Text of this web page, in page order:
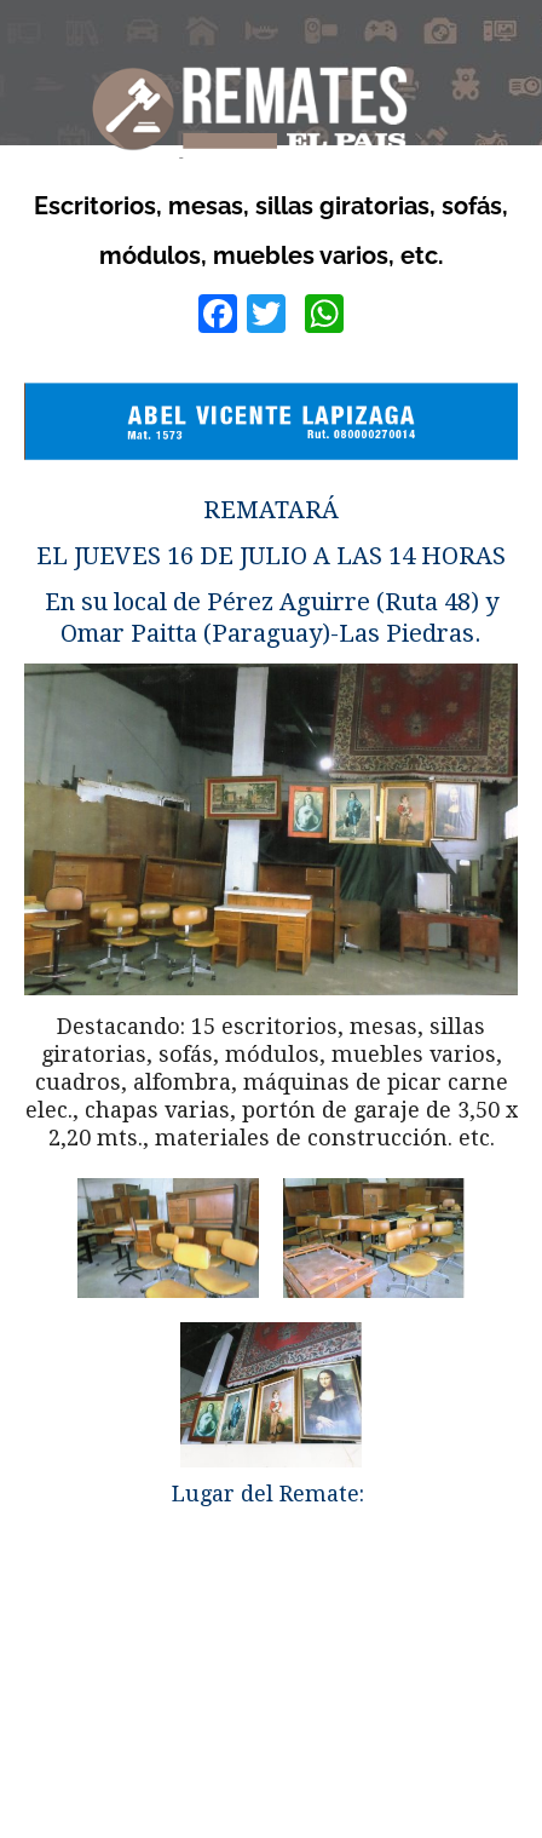
Escritorios, mesas, sillas giratorias, sofás,
módulos, muebles varios, etc.
Facebook
Twitter
REMATARÁ
EL JUEVES 16 DE JULIO A LAS 14 HORAS
En su local de Pérez Aguirre (Ruta 48) y
Omar Paitta (Paraguay)-Las Piedras.
Destacando: 15 escritorios, mesas, sillas
giratorias, sofás, módulos, muebles varios,
cuadros, alfombra, máquinas de picar carne
elec., chapas varias, portón de garaje de 3,50 x
2,20 mts., materiales de construcción. etc.
Lugar del Remate: